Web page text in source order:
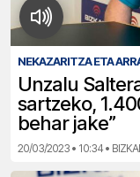
NEKAZARITZA ETA
Unzalu
sartzeko,
behar jake”
20/03/2023 • 10:34 •